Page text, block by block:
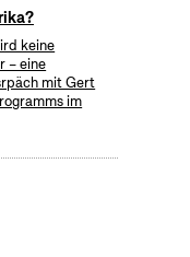
keine
– eine
mit Gert
im